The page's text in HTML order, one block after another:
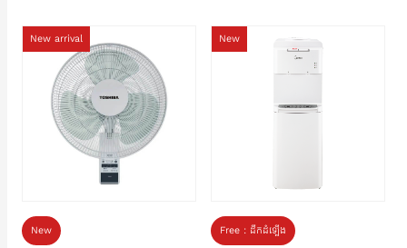
New arrival
New
New
Free : ដឹកដំឡើង